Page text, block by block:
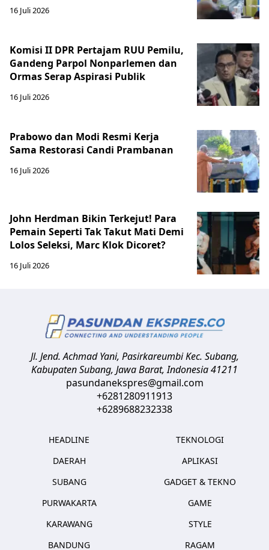
16 Juli 2026
Komisi II DPR Pertajam RUU Pemilu,
Gandeng Parpol Nonparlemen dan
Ormas Serap Aspirasi Publik
16 Juli 2026
Prabowo dan Modi Resmi Kerja
Sama Restorasi Candi Prambanan
16 Juli 2026
John Herdman Bikin Terkejut! Para
Pemain Seperti Tak Takut Mati Demi
Lolos Seleksi, Marc Klok Dicoret?
16 Juli 2026
Jl. Jend. Achmad Yani, Pasirkareumbi Kec. Subang,
Kabupaten Subang, Jawa Barat,Indonesia41211
pasundanekspres@gmail.com
+6281280911913
+6289688232338
HEADLINE
DAERAH
SUBANG
PURWAKARTA
KARAWANG
BANDUNG
TEKNOLOGI
APLIKASI
GADGET & TEKNO
GAME
STYLE
RAGAM